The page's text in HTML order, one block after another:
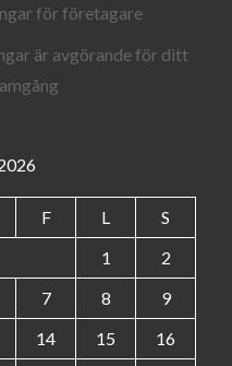
för företagare
är avgörande för ditt
F L
S
1
2
7 8
9
14 15
16